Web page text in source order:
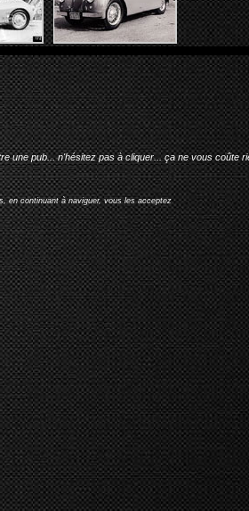
une pub... n'hésitez pas à cliquer... ça ne vous coûte
en continuant à naviguer, vous les acceptez